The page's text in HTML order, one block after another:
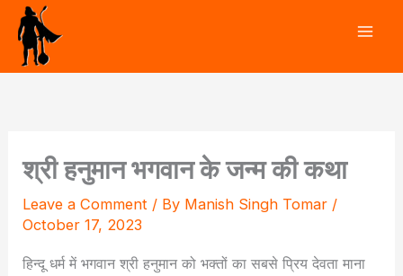
Skip
content
श्री हनुमान भगवान के जन्म की कथा
Leave a Comment / By Manish Singh Tomar /
October 17, 2023
हिन्दू धर्म में भगवान श्री हनुमान को भक्तों का सबसे प्रिय देवता माना